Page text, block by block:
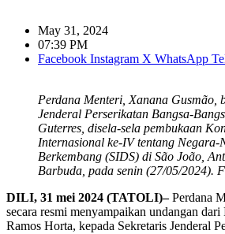
May 31, 2024
07:39 PM
Facebook Instagram X WhatsApp
Perdana Menteri, Xanana Gusmão,
Jenderal Perserikatan Bangsa-
Guterres, disela-sela pembukaan
Internasional ke-IV tentang Negara-
Berkembang (SIDS) di São João,
Barbuda, pada senin (27/05/2024).
DILI, 31 mei 2024 (TATOLI)–Perdana
secara resmi menyampaikan undangan
Ramos Horta, kepada Sekretaris Jenderal